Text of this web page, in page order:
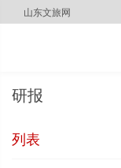
山东文旅网
研报
列表